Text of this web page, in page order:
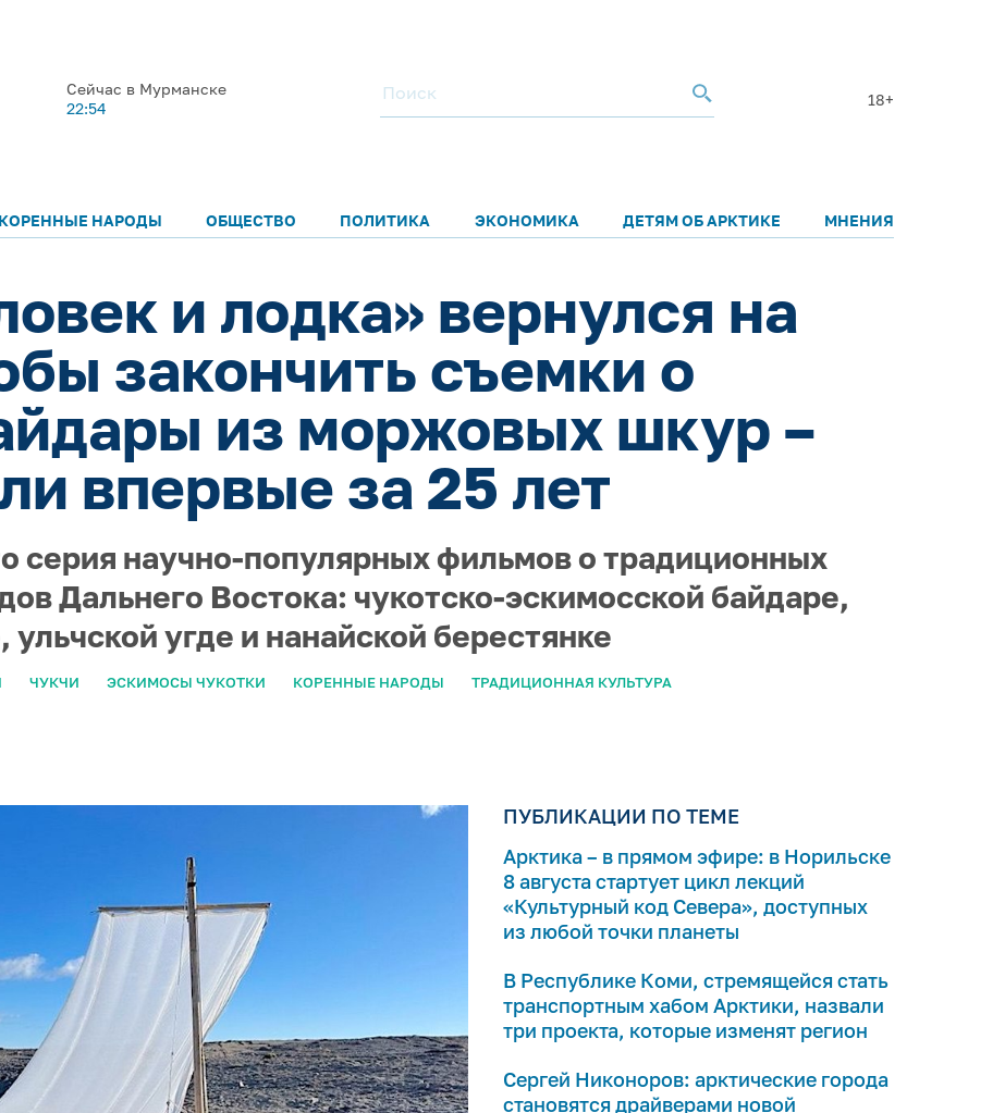
Сейчас в Мурманске
22:54
18+
КОРЕННЫЕ НАРОДЫ ОБЩЕСТВО ПОЛИТИКА ЭКОНОМИКА ДЕТЯМ ОБ АРКТИКЕ МНЕНИЯ
и лодка» вернулся на
закончить съемки о
из моржовых шкур –
впервые за 25 лет
серия научно-популярных фильмов о традиционных
Дальнего Востока: чукотско-эскимосской байдаре,
угде и нанайской берестянке
ЧУКЧИ ЭСКИМОСЫ ЧУКОТКИ КОРЕННЫЕ НАРОДЫ ТРАДИЦИОННАЯ КУЛЬТУРА
ПУБЛИКАЦИИ ПО ТЕМЕ
Арктика – в прямом эфире: в Норильске
8 августа стартует цикл лекций
«Культурный код Севера», доступных
из любой точки планеты
В Республике Коми, стремящейся стать
транспортным хабом Арктики, назвали
три проекта, которые изменят регион
Сергей Никоноров: арктические города
становятся драйверами новой